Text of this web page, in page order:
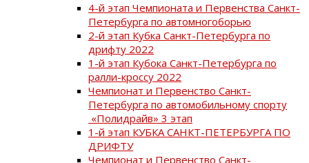
4-й этап Чемпионата и Первенства Санкт-
Петербурга по автомногоборью
2-й этап Кубка Санкт-Петербурга по
дрифту 2022
1-й этап Кубока Санкт-Петербурга по
ралли-кроссу 2022
Чемпионат и Первенство Санкт-
Петербурга по автомобильному спорту
«Полидрайв» 3 этап
1-й этап КУБКА САНКТ-ПЕТЕРБУРГА ПО
ДРИФТУ
Чемпионат и Первенство Санкт-